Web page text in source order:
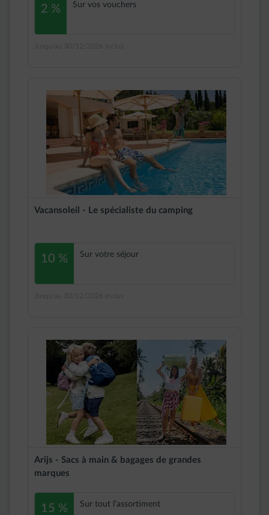
2 % Sur vos vouchers
Vacansoleil - Le spécialiste du camping
10 % Sur votre séjour
Arijs - Sacs à main & bagages de grandes
marques
15 % Sur tout l’assortiment